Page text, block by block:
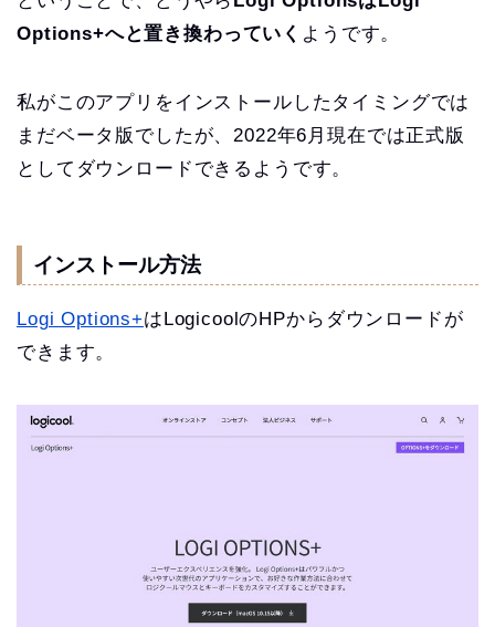
Options+へと置き換わっていく ようです。
私がこのアプリをインストールしたタイミングでは
まだベータ版でしたが、2022年6月現在では正式版
としてダウンロードできるようです。
インストール方法
Logi Options+はLogicoolのHPからダウンロードが
できます。